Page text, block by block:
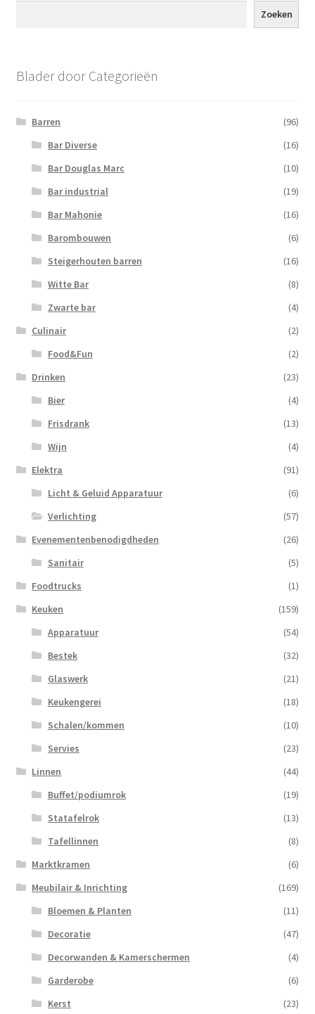
Zoeken
Blader door Categorieën
Barren
(96)
Bar Diverse
(16)
Bar Douglas Marc
(10)
Bar industrial
(19)
Bar Mahonie
(16)
Barombouwen
(6)
Steigerhouten barren
(16)
Witte Bar
(8)
Zwarte bar
(4)
Culinair
(2)
Food&Fun
(2)
Drinken
(23)
Bier
(4)
Frisdrank
(13)
Wijn
(4)
Elektra
(91)
Licht & Geluid Apparatuur
(6)
Verlichting
(57)
Evenementenbenodigdheden
(26)
Sanitair
(5)
Foodtrucks
(1)
Keuken
(159)
Apparatuur
(54)
Bestek
(32)
Glaswerk
(21)
Keukengerei
(18)
Schalen/kommen
(10)
Servies
(23)
Linnen
(44)
Buffet/podiumrok
(19)
Statafelrok
(13)
Tafellinnen
(8)
Marktkramen
(6)
Meubilair & Inrichting
(169)
Bloemen & Planten
(11)
Decoratie
(47)
Decorwanden & Kamerschermen
(4)
Garderobe
(6)
Kerst
(23)